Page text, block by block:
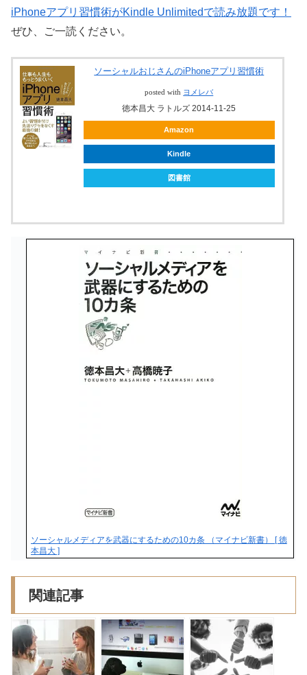
iPhoneアプリ習慣術がKindle Unlimitedで読み放題です！
ぜひ、ご一読ください。
ソーシャルおじさんのiPhoneアプリ習慣術
posted with ヨメレバ
徳本昌大 ラトルズ 2014-11-25
Amazon
Kindle
図書館
ソーシャルメディアを武器にするための10カ条 （マイナビ新書） [ 徳
本昌大 ]
関連記事